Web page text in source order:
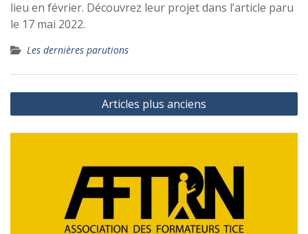
lieu en février. Découvrez leur projet dans l’article paru
le 17 mai 2022.
Les dernières parutions
Navigation
des
articles
Articles plus anciens